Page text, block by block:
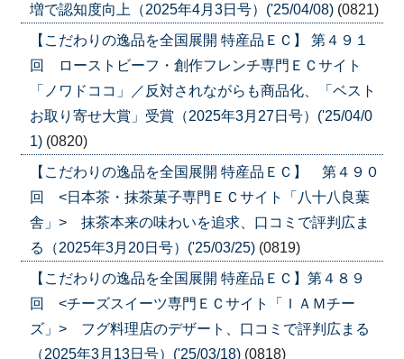
増で認知度向上（2025年4月3日号）('25/04/08) (0821)
【こだわりの逸品を全国展開 特産品ＥＣ】 第４９１
回 ローストビーフ・創作フレンチ専門ＥＣサイト
「ノワドココ」／反対されながらも商品化、「ベスト
お取り寄せ大賞」受賞（2025年3月27日号）('25/04/0
1) (0820)
【こだわりの逸品を全国展開 特産品ＥＣ】 第４９０
回 <日本茶・抹茶菓子専門ＥＣサイト「八十八良葉
舎」> 抹茶本来の味わいを追求、口コミで評判広ま
る（2025年3月20日号）('25/03/25) (0819)
【こだわりの逸品を全国展開 特産品ＥＣ】第４８９
回 <チーズスイーツ専門ＥＣサイト「ＩＡＭチー
ズ」> フグ料理店のデザート、口コミで評判広まる
（2025年3月13日号）('25/03/18) (0818)